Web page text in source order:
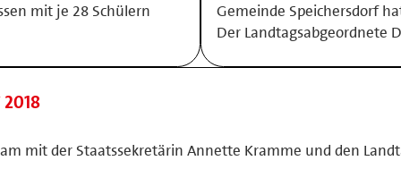
mit je 28 Schülern
Gemeinde Speichersdorf
Der Landtagsabgeordnete
mit der Staatssekretärin Annette Kramme und den